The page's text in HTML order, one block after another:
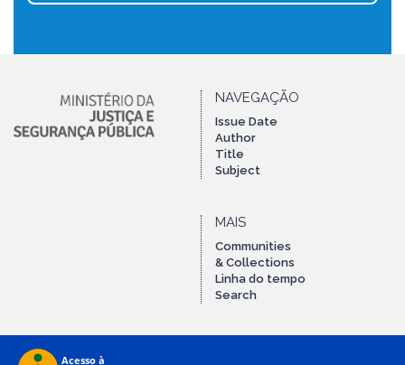
NAVEGAÇÃO
Issue Date
Author
Title
Subject
MAIS
Communities
& Collections
Linha do tempo
Search